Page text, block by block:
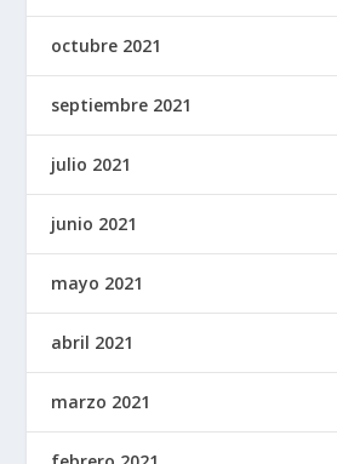
octubre 2021
septiembre 2021
julio 2021
junio 2021
mayo 2021
abril 2021
marzo 2021